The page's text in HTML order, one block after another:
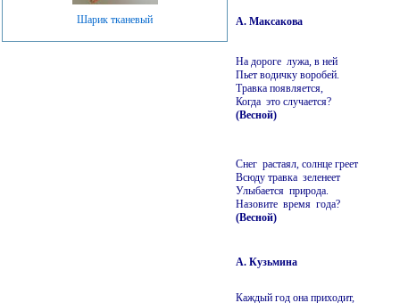
Шарик тканевый А. Максакова
На дороге лужа, в ней
Пьет водичку воробей.
Травка появляется,
Когда это случается?
(Весной)
Снег растаял, солнце греет
Всюду травка зеленеет
Улыбается природа.
Назовите время года?
(Весной)
А. Кузьмина
Каждый год она приходит,